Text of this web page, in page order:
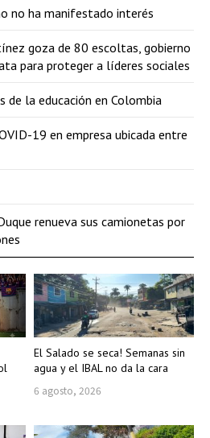
El Salado se seca! Semanas sin
agua y el IBAL no da la cara
6 agosto, 2026
no ha manifestado interés
goza de 80 escoltas, gobierno
para proteger a líderes sociales
de la educación en Colombia
19 en empresa ubicada entre
renueva sus camionetas por